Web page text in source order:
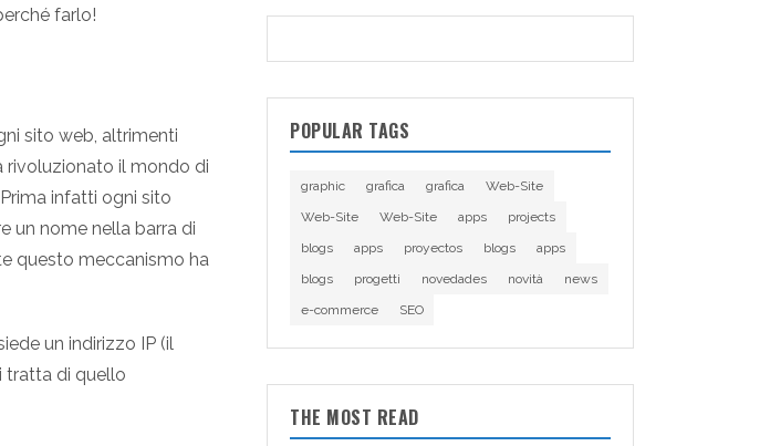
farlo!
sito web, altrimenti
rivoluzionato il mondo di
infatti ogni sito
un nome nella barra di
questo meccanismo ha
un indirizzo IP (il
tratta di quello
POPULAR TAGS
graphic grafica grafica
Web-Site
Web-Site
Web-Site apps
projects
blogs
apps proyectos blogs
apps
blogs
progetti novedades novità
news
e-commerce
SEO
THE MOST READ